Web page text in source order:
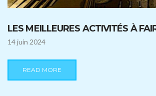
LES MEILLEURES ACTIVITÉS À
14 juin 2024
READ MORE